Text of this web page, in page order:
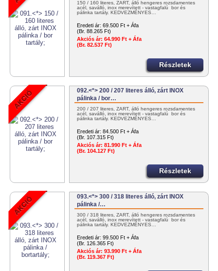
150 / 160 literes, ZÁRT, álló hengeres rozsdamentes
acél, saválló, inox merevített - vastagfalú bor és
pálinka tartály. KEDVEZMÉNYES…
Eredeti ár: 69.500 Ft + Áfa
(Br. 88.265 Ft)
Akciós ár: 64.990 Ft + Áfa
(Br. 82.537 Ft)
Részletek
092.<*> 200 / 207 literes álló, zárt INOX
pálinka / bor…
200 / 207 literes, ZÁRT, álló hengeres rozsdamentes
acél, saválló, inox merevített - vastagfalú bor és
pálinka tartály. KEDVEZMÉNYES…
Eredeti ár: 84.500 Ft + Áfa
(Br. 107.315 Ft)
Akciós ár: 81.990 Ft + Áfa
(Br. 104.127 Ft)
Részletek
093.<*> 300 / 318 literes álló, zárt INOX
pálinka /…
300 / 318 literes, ZÁRT, álló hengeres rozsdamentes
acél, saválló, inox merevített - vastagfalú bor és
pálinka tartály. KEDVEZMÉNYES…
Eredeti ár: 99.500 Ft + Áfa
(Br. 126.365 Ft)
Akciós ár: 93.990 Ft + Áfa
(Br. 119.367 Ft)